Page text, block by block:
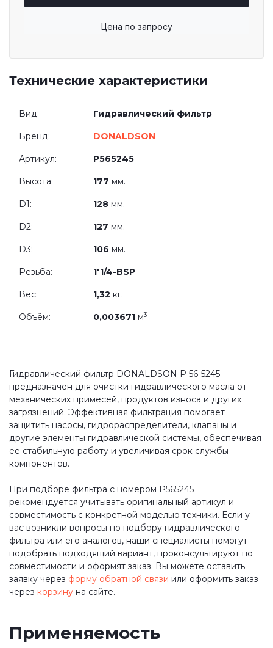
Цена по запросу
Технические характеристики
Вид: Гидравлический фильтр
Бренд: DONALDSON
Артикул: P565245
Высота: 177 мм.
D1: 128 мм.
D2: 127 мм.
D3: 106 мм.
Резьба: 1'1/4-BSP
Вес: 1,32 кг.
Объём: 0,003671 м3
Гидравлический фильтр DONALDSON P 56-5245
предназначен для очистки гидравлического масла от
механических примесей, продуктов износа и других
загрязнений. Эффективная фильтрация помогает
защитить насосы, гидрораспределители, клапаны и
другие элементы гидравлической системы, обеспечивая
ее стабильную работу и увеличивая срок службы
компонентов.
При подборе фильтра с номером P565245
рекомендуется учитывать оригинальный артикул и
совместимость с конкретной моделью техники. Если у
вас возникли вопросы по подбору гидравлического
фильтра или его аналогов, наши специалисты помогут
подобрать подходящий вариант, проконсультируют по
совместимости и оформят заказ. Вы можете оставить
заявку через форму обратной связи или оформить заказ
через корзину на сайте.
Применяемость